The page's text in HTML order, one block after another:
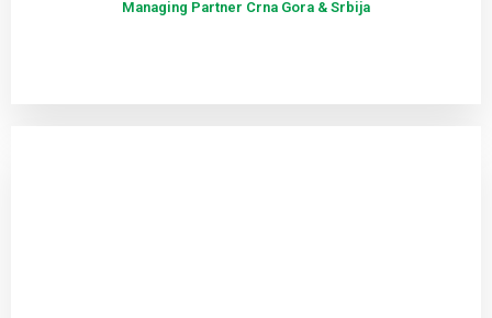
Managing Partner Crna Gora & Srbija